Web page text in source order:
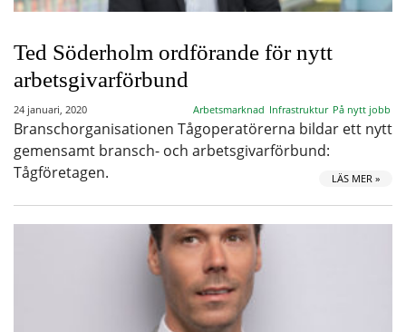
Ted Söderholm ordförande för nytt
arbetsgivarförbund
24 januari, 2020 Arbetsmarknad Infrastruktur På nytt jobb
Branschorganisationen Tågoperatörerna bildar ett nytt
gemensamt bransch- och arbetsgivarförbund:
Tågföretagen.
LÄS MER »